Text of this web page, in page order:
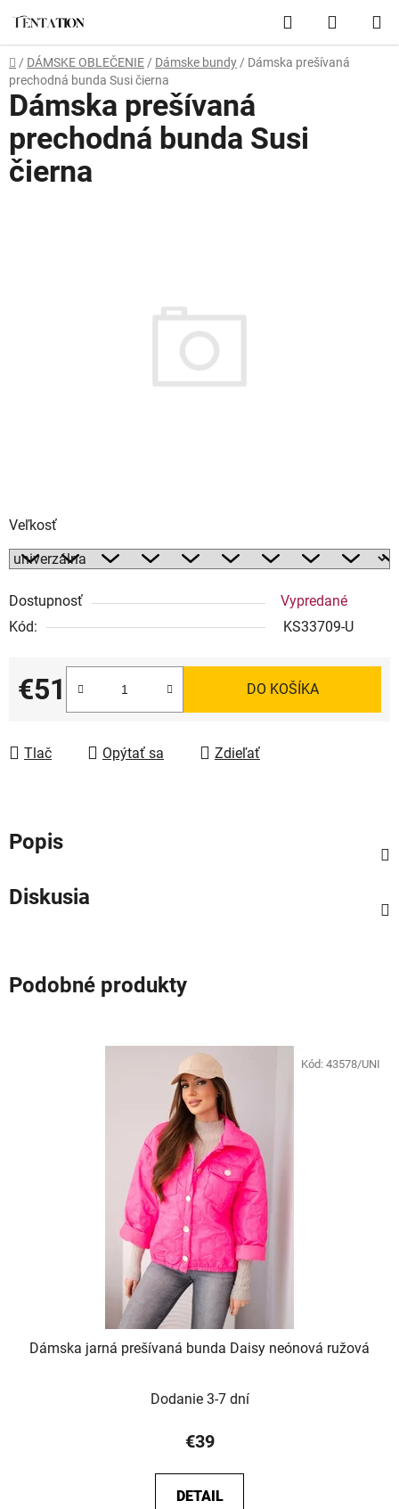
obsah
Hľadať
KOŠÍK
Domov
/ DÁMSKE OBLEČENIE / Dámske bundy / Dámska prešívaná
prechodná bunda Susi čierna
Veľkosť
Dostupnosť
Vypredané
Kód:
KS33709-U
€51
Jednotková cena:
DO KOŠÍKA
Tlač Opýtať sa Zdieľať
Dámska prešívaná
prechodná bunda Susi
čierna
Popis
Diskusia
Podobné produkty
Dámska jarná prešívaná bunda Daisy neónová ružová
Dodanie 3-7 dní
€39
DETAIL
Kód: 43578/UNI